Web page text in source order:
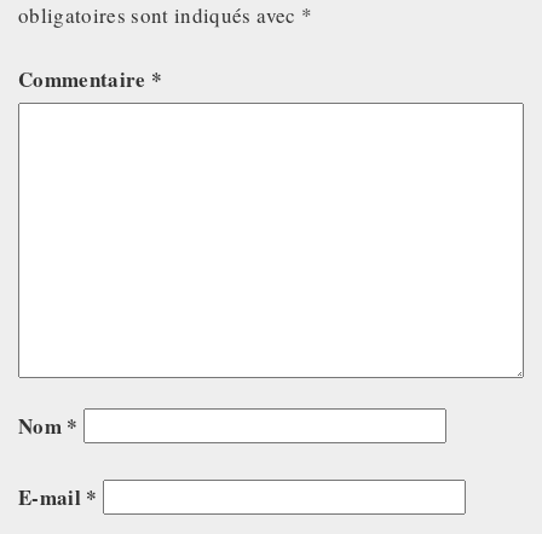
obligatoires sont indiqués avec *
Commentaire *
Nom *
E-mail *